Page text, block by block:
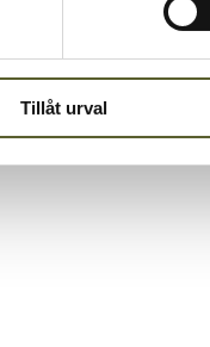
Tillåt urval